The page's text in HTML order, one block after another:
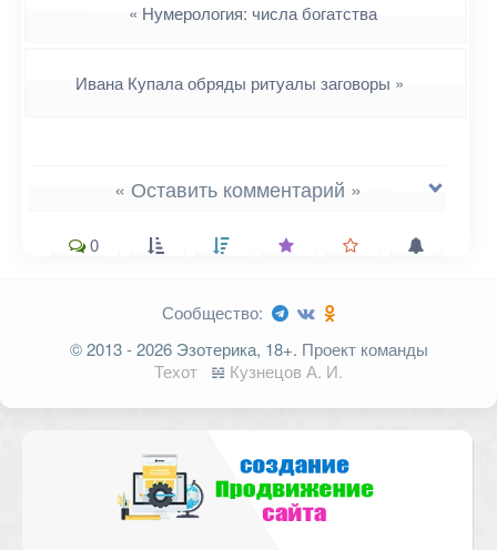
« Нумерология: числа богатства
Ивана Купала обряды ритуалы заговоры »
« Оставить комментарий »
Ваш адрес email не будет
опубликован.
Обязательные поля
0
Сообщество:
© 2013 - 2026 Эзотерика, 18+. Проект команды
Техот
𝌴 Кузнецов А. И.